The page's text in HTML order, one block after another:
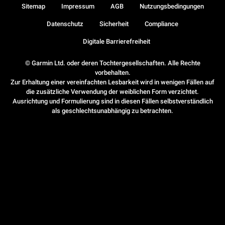
© Garmin Ltd. oder deren Tochtergesellschaften. Alle Rechte
vorbehalten.
Zur Erhaltung einer vereinfachten Lesbarkeit wird in wenigen Fällen auf
die zusätzliche Verwendung der weiblichen Form verzichtet.
Ausrichtung und Formulierung sind in diesen Fällen selbstverständlich
als geschlechtsunabhängig zu betrachten.
Sitemap Impressum AGB Nutzungsbedingungen
Datenschutz Sicherheit Compliance
Digitale Barrierefreiheit